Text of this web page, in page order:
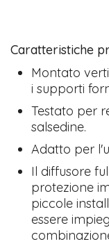
Caratteristiche
Montato
i supporti
Testato per
salsedine.
Adatto per
Il diffusore
protezione
piccole
essere